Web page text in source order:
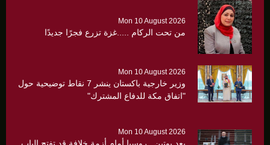
Mon 10 August 2026
من تحت الركام .....غزة تزرع فجرًا جديدًا
Mon 10 August 2026
وزير خارجية باكستان ينشر 7 نقاط توضيحية حول
"اتفاق مكة للدفاع المشترك"
Mon 10 August 2026